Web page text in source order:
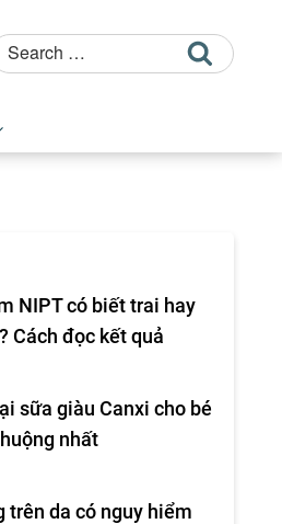
NIPT có biết trai hay
Cách đọc kết quả
sữa giàu Canxi cho bé
nhất
trên da có nguy hiểm